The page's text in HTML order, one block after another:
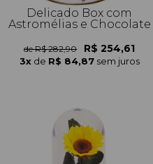
Delicado Box com
Astromélias e Chocolate
de R$ 282,90 R$ 254,61
3x de R$ 84,87 sem juros